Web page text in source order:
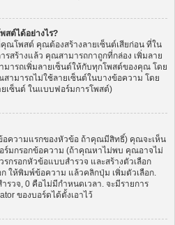
สต์ได้อย่างไร?
ณโพสต์ คุณต้องสร้างลายเซ็นต์เสียก่อน ที่ใน
สร้างแล้ว คุณสามารถกาถูกที่กล่อง เพิ่มลาย
ารถเพิ่มลายเซ็นต์ให้กับทุกโพสต์ของคุณ โดย
ามารถไม่ใช้ลายเซ็นต์ในบางข้อความ โดย
ยเซ็นต์ ในแบบฟอร์มการโพสต์)
ความแรกของหัวข้อ ถ้าคุณมีสิทธิ์) คุณจะเห็น
ร์มกรอกข้อความ (ถ้าคุณหาไม่พบ คุณอาจไม่
กรอกหัวข้อแบบสำรวจ และสร้างตัวเลือก
ก ให้พิมพ์ข้อความ แล้วคลิกปุ่ม เพิ่มตัวเลือก.
วจ, 0 คือไม่มีกำหนดเวลา. จะมีรายการ
ของบอร์ดได้ตั้งเอาไว้